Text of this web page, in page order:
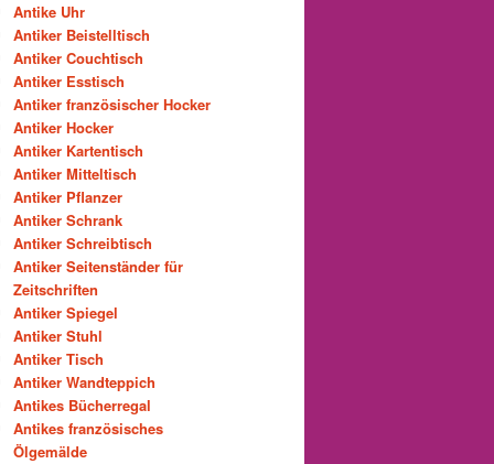
Antike Uhr
Antiker Beistelltisch
Antiker Couchtisch
Antiker Esstisch
Antiker französischer Hocker
Antiker Hocker
Antiker Kartentisch
Antiker Mitteltisch
Antiker Pflanzer
Antiker Schrank
Antiker Schreibtisch
Antiker Seitenständer für
Zeitschriften
Antiker Spiegel
Antiker Stuhl
Antiker Tisch
Antiker Wandteppich
Antikes Bücherregal
Antikes französisches
Ölgemälde